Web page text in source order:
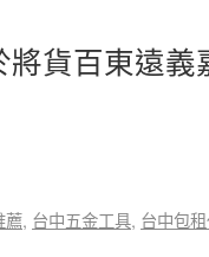
將貨百東遠義
薦, 台中五金工具, 台中包